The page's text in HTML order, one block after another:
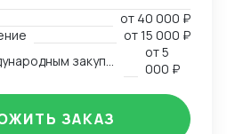
Расчёт и планирование
сертификацию. Опыт
в Китае — от идеи и
запуска продаж. Знание
надёжных партнёров
схемы поставок для
промышленного
от 40 000 ₽
от15 000 ₽
от5
000 ₽
ЗАКАЗ